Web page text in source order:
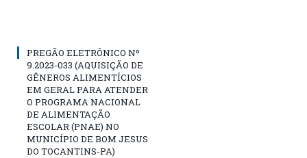
PREGÃO ELETRÔNICO Nº
9.2023-033 (AQUISIÇÃO DE
GÊNEROS ALIMENTÍCIOS
EM GERAL PARA ATENDER
O PROGRAMA NACIONAL
DE ALIMENTAÇÃO
ESCOLAR (PNAE) NO
MUNICÍPIO DE BOM JESUS
DO TOCANTINS-PA)